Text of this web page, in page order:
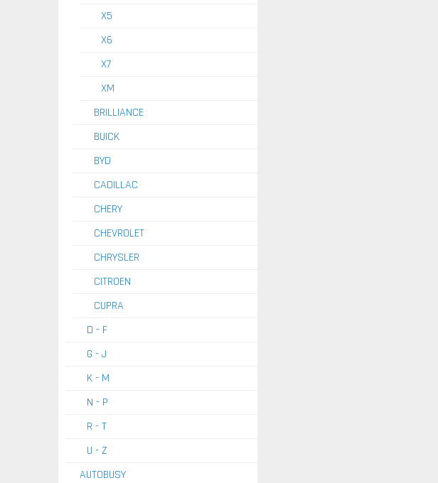
X5
X6
X7
XM
BRILLIANCE
BUICK
BYD
CADILLAC
CHERY
CHEVROLET
CHRYSLER
CITROEN
CUPRA
D - F
G - J
K - M
N - P
R - T
U - Z
AUTOBUSY